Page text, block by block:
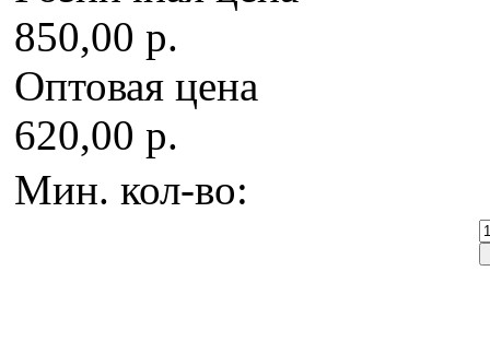
850,00 р.
Оптовая цена
620,00 р.
Мин. кол-во: